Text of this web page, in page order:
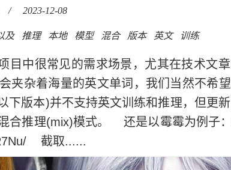
/ 2023-12-08
及 推理 本地 模型 混合 版本 英文 训练
中很常见的需求场景，尤其在技术文
夹杂着海量的英文单词，我们当然不希
下版本)并不支持英文训练和推理，但更
合推理(mix)模式。 还是以霉霉为例子
截取......